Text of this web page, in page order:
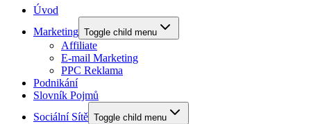
Úvod
Marketing Toggle child menu
Affiliate
E-mail Marketing
PPC Reklama
Podnikání
Slovník Pojmů
Sociální Sítě Toggle child menu